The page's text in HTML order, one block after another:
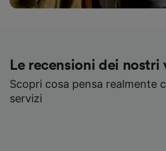
Le recensioni dei nostri
Scopri cosa pensa realmente
servizi